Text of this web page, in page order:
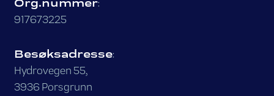
Org.nummer:
917673225
Besøksadresse:
Hydrovegen 55,
3936 Porsgrunn